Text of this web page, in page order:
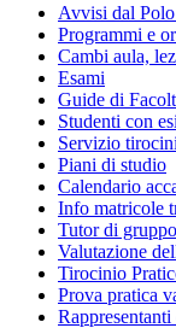
Avvisi dal
Programmi e
Cambi aula,
Esami
Guide di
Studenti con
Servizio
Piani di studio
Calendario
Info matricole
Tutor di gruppo
Valutazione
Tirocinio
Prova pratica